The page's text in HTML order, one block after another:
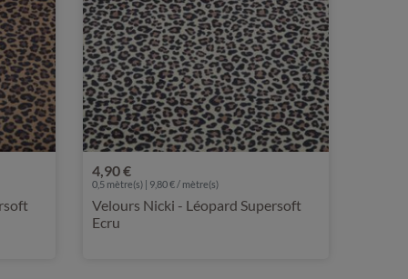
4,90 €
0,5 mètre(s) | 9,80 € / mètre(s)
Velours Nicki - Léopard Supersoft
Ecru